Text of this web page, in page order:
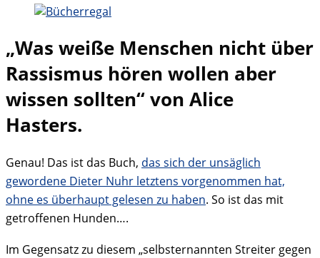
„Was weiße Menschen nicht über
Rassismus hören wollen aber
wissen sollten“ von Alice
Hasters.
Genau! Das ist das Buch, das sich der unsäglich
gewordene Dieter Nuhr letztens vorgenommen hat,
ohne es überhaupt gelesen zu haben. So ist das mit
getroffenen Hunden….
Im Gegensatz zu diesem „selbsternannten Streiter gegen